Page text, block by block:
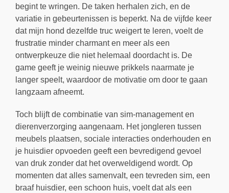
begint te wringen. De taken herhalen zich, en de
variatie in gebeurtenissen is beperkt. Na de vijfde keer
dat mijn hond dezelfde truc weigert te leren, voelt de
frustratie minder charmant en meer als een
ontwerpkeuze die niet helemaal doordacht is. De
game geeft je weinig nieuwe prikkels naarmate je
langer speelt, waardoor de motivatie om door te gaan
langzaam afneemt.
Toch blijft de combinatie van sim-management en
dierenverzorging aangenaam. Het jongleren tussen
meubels plaatsen, sociale interacties onderhouden en
je huisdier opvoeden geeft een bevredigend gevoel
van druk zonder dat het overweldigend wordt. Op
momenten dat alles samenvalt, een tevreden sim, een
braaf huisdier, een schoon huis, voelt dat als een